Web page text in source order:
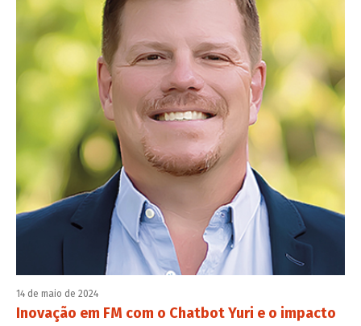
14 de maio de 2024
Inovação em FM com o Chatbot Yuri e o impacto